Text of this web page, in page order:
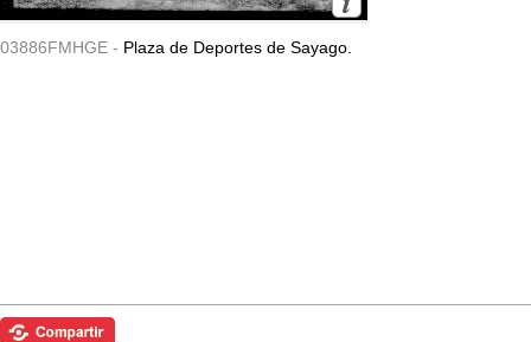
03886FMHGE - Plaza de Deportes de Sayago.